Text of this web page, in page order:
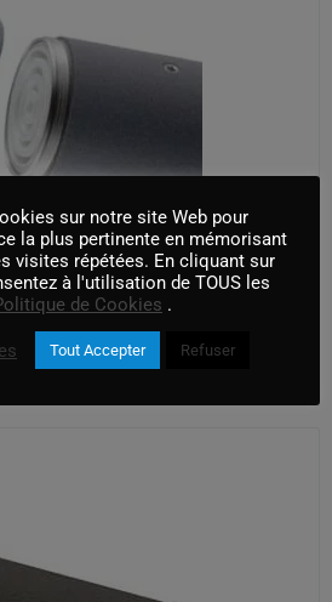
2
AJOUTER AU PANIER
sur notre site Web pour
la plus pertinente en mémorisant
visites répétées. En cliquant sur
à l'utilisation de TOUS les
de Cookies .
Tout Accepter Refuser